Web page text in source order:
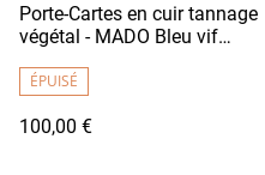
Porte-Cartes en cuir tannage
végétal - MADO Bleu vif
japonais motif carpes V2
ÉPUISÉ
100,00 €